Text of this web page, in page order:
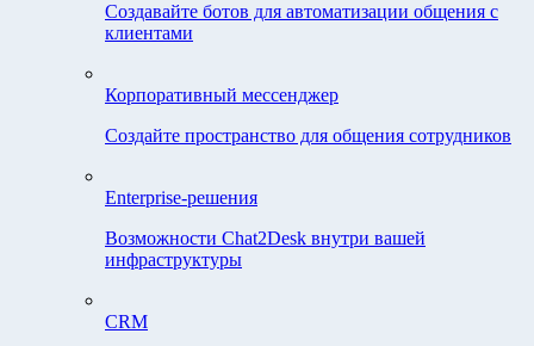
Создавайте ботов для автоматизации общения с
клиентами
Корпоративный мессенджер
Создайте пространство для общения сотрудников
Enterprise-решения
Возможности Chat2Desk внутри вашей
инфраструктуры
CRM